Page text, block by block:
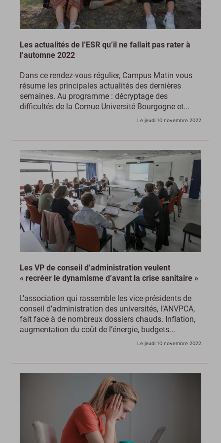
Les actualités de l’ESR qu’il ne fallait pas rater à
l’automne 2022
Dans ce rendez-vous régulier, Campus Matin vous
résume les principales actualités des dernières
semaines. Au programme : décryptage des
difficultés de la Comue Université Bourgogne et...
Le jeudi 10 novembre 2022
Les VP de conseil d’administration veulent
« recréer le dynamisme d’avant la crise sanitaire »
L’association qui rassemble les vice-présidents de
conseil d’administration des universités, l’ANVPCA,
fait face à de nombreux dossiers chauds. Inflation,
augmentation du coût de l’énergie, budgets...
Le jeudi 10 novembre 2022